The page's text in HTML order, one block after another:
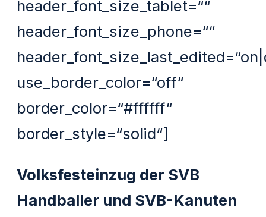
header_font_size_tablet=““
header_font_size_phone=““
use_border_color=“off“
border_color=“#ffffff“
border_style=“solid“]
Volksfesteinzug der SVB
Handballer und SVB-Kanuten